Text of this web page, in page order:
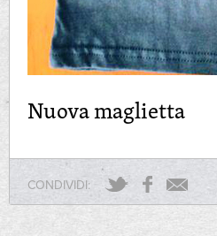
Nuova maglietta
CONDIVIDI: